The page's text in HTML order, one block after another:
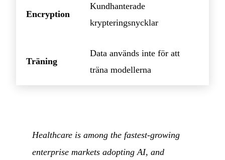
Encryption
Kundhanterade
krypteringsnycklar
Träning
Data används inte för att
träna modellerna
Healthcare is among the fastest-growing
enterprise markets adopting AI, and